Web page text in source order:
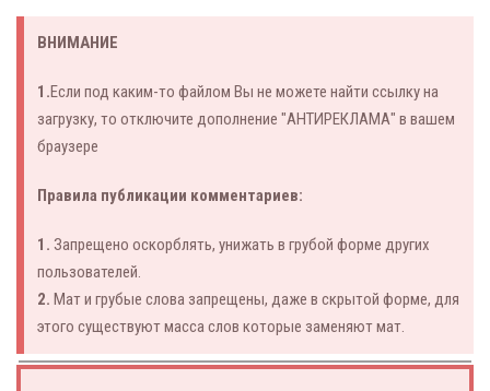
ВНИМАНИЕ
1.Если под каким-то файлом Вы не можете найти ссылку на
загрузку, то отключите дополнение "АНТИРЕКЛАМА" в вашем
браузере
Правила публикации комментариев:
1. Запрещено оскорблять, унижать в грубой форме других
пользователей.
2. Мат и грубые слова запрещены, даже в скрытой форме, для
этого существуют масса слов которые заменяют мат.